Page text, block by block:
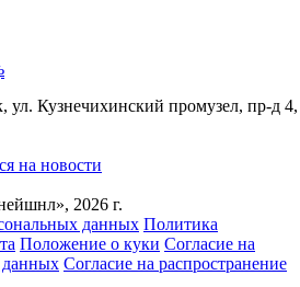
, ул. Кузнечихинский промузел, пр-д 4,
на новости
2026 г.
данных Политика
Положение о куки Согласие на
данных Согласие на распространение